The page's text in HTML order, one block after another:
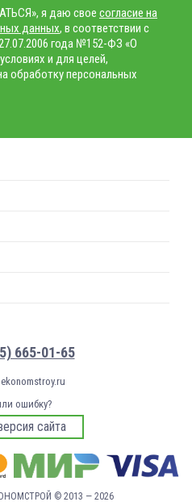
я даю свое согласие на
данных, в соответствии с
года №152-ФЗ «О
и для целей,
обработку персональных
665-01-65
ошибку?
сайта
© 2013 — 2026